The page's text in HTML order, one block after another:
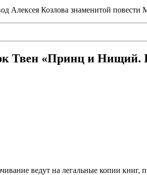
Алексея Козлова знаменитой
Твен «Принц и Нищий.
ведут на легальные копии книг,